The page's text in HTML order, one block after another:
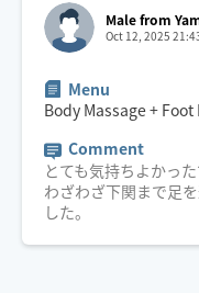
Male from
Oct 12, 2025
Menu
Body Massage +
Comment
とても気持ちよかった
わざわざ下関まで足
した。